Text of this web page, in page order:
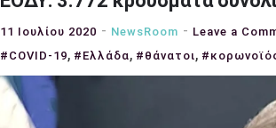
11 Ιουλίου 2020 NewsRoom Leave a
#COVID-19, #Ελλάδα, #θάνατοι,